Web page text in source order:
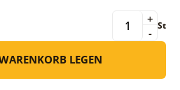
-
+ St
LEGEN